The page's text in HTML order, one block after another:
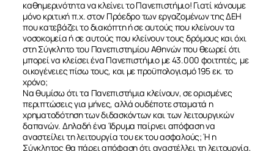
καθημερινότητα να κλείνει το Πανεπιστήμιο! Γιατί κάνουμε
μόνο κριτική π.χ. στον Πρόεδρο των εργαζομένων της ΔΕΗ
που κατεβάζει το διακόπτη ή σε αυτούς που κλείνουν τα
νοσοκομεία ή σε αυτούς που κλείνουν τους δρόμους και όχι
στη Σύγκλητο του Πανεπιστημίου Αθηνών που θεωρεί ότι
μπορεί να κλείσει ένα Πανεπιστήμιο με 43.000 φοιτητές, με
οικογένειες πίσω τους, και με προϋπολογισμό 195 εκ. το
χρόνο;
Να θυμίσω ότι τα Πανεπιστήμια κλείνουν, σε ορισμένες
περιπτώσεις για μήνες, αλλά ουδέποτε σταματά η
χρηματοδότηση των διδασκόντων και των λειτουργικών
δαπανών. Δηλαδή ένα Ίδρυμα παίρνει απόφαση να
αναστείλει τη λειτουργία του εκ του ασφαλούς; Ή η
Σύγκλητος θα πάρει απόφαση ότι αναστέλλει τη λειτουργία,